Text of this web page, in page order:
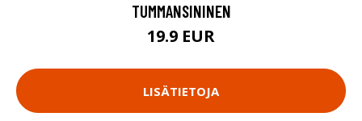
TUMMANSININEN
19.9 EUR
LISÄTIETOJA